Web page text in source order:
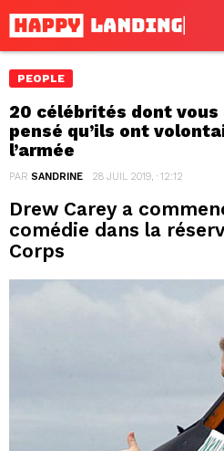
PEOPLE
20 célébrités dont vous
pensé qu’ils ont
l’armée
PAR SANDRINE 28 JUIL 2019, · 12:12
Drew Carey a
comédie dans la
Corps